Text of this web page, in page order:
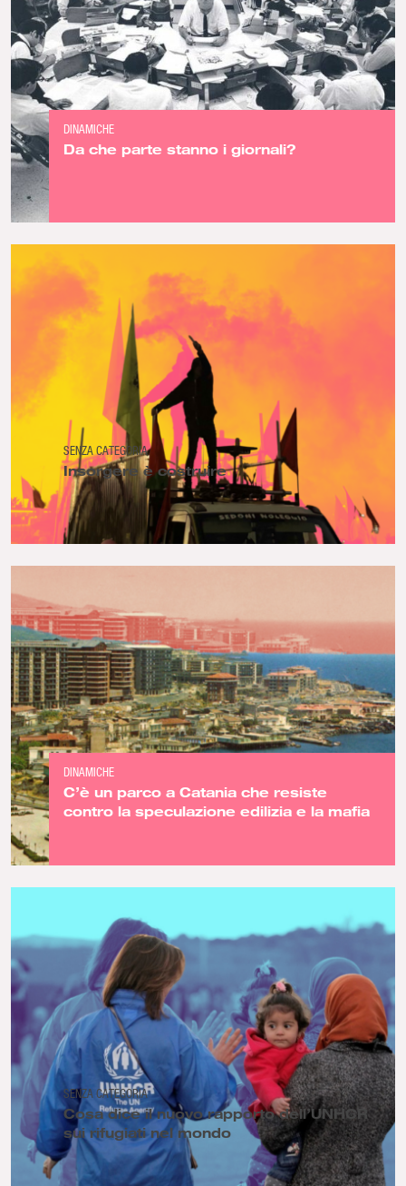
DINAMICHE
Da che parte stanno i giornali?
SENZA CATEGORIA
Insorgere è costruire
DINAMICHE
C’è un parco a Catania che resiste
contro la speculazione edilizia e la mafia
SENZA CATEGORIA
Cosa dice il nuovo rapporto dell’UNHCR
sui rifugiati nel mondo